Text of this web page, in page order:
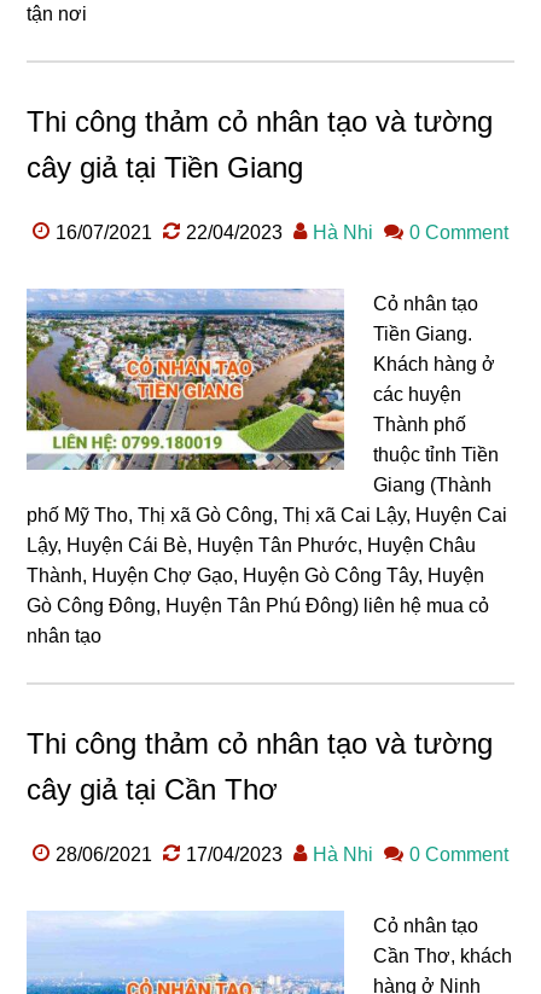
tận nơi
Thi công thảm cỏ nhân tạo và tường
cây giả tại Tiền Giang
16/07/2021 22/04/2023 Hà Nhi 0 Comment
Cỏ nhân tạo
Tiền Giang.
Khách hàng ở
các huyện
Thành phố
thuộc tỉnh Tiền
Giang (Thành
phố Mỹ Tho, Thị xã Gò Công, Thị xã Cai Lậy, Huyện Cai
Lậy, Huyện Cái Bè, Huyện Tân Phước, Huyện Châu
Thành, Huyện Chợ Gạo, Huyện Gò Công Tây, Huyện
Gò Công Đông, Huyện Tân Phú Đông) liên hệ mua cỏ
nhân tạo
Thi công thảm cỏ nhân tạo và tường
cây giả tại Cần Thơ
28/06/2021 17/04/2023 Hà Nhi 0 Comment
Cỏ nhân tạo
Cần Thơ, khách
hàng ở Ninh